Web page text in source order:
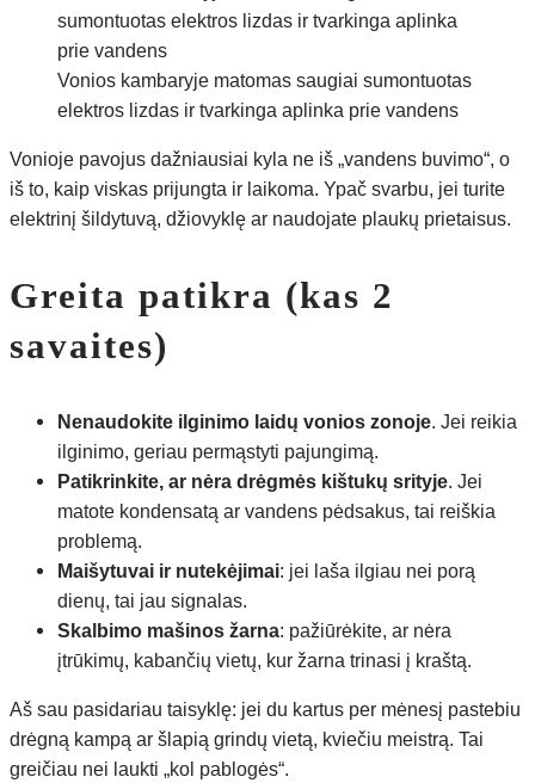
Vonios kambaryje matomas saugiai sumontuotas
elektros lizdas ir tvarkinga aplinka prie vandens
Vonioje pavojus dažniausiai kyla ne iš „vandens buvimo“, o
iš to, kaip viskas prijungta ir laikoma. Ypač svarbu, jei turite
elektrinį šildytuvą, džiovyklę ar naudojate plaukų prietaisus.
Greita patikra (kas 2
savaites)
Nenaudokite ilginimo laidų vonios zonoje. Jei reikia
ilginimo, geriau permąstyti pajungimą.
Patikrinkite, ar nėra drėgmės kištukų srityje. Jei
matote kondensatą ar vandens pėdsakus, tai reiškia
problemą.
Maišytuvai ir nutekėjimai: jei laša ilgiau nei porą
dienų, tai jau signalas.
Skalbimo mašinos žarna: pažiūrėkite, ar nėra
įtrūkimų, kabančių vietų, kur žarna trinasi į kraštą.
Aš sau pasidariau taisyklę: jei du kartus per mėnesį pastebiu
drėgną kampą ar šlapią grindų vietą, kviečiu meistrą. Tai
greičiau nei laukti „kol pablogės“.